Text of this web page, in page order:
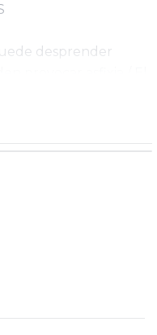
desprender
deben ser
producto requiere
del fuego / Utilizar
al día de